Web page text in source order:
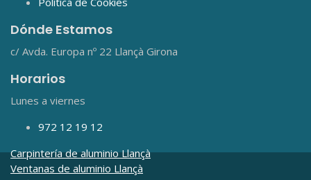
Dónde Estamos
c/ Avda. Europa nº 22 Llançà Girona
Horarios
Lunes a viernes
972 12 19 12
Carpintería de aluminio Llançà
Ventanas de aluminio Llançà